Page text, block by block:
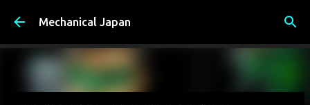
Ir al contenido principal
Mechanical Japan